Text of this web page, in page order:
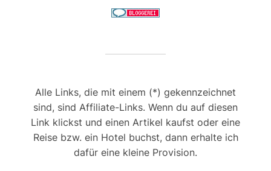
Alle Links, die mit einem (*) gekennzeichnet
sind, sind Affiliate-Links. Wenn du auf diesen
Link klickst und einen Artikel kaufst oder eine
Reise bzw. ein Hotel buchst, dann erhalte ich
dafür eine kleine Provision.